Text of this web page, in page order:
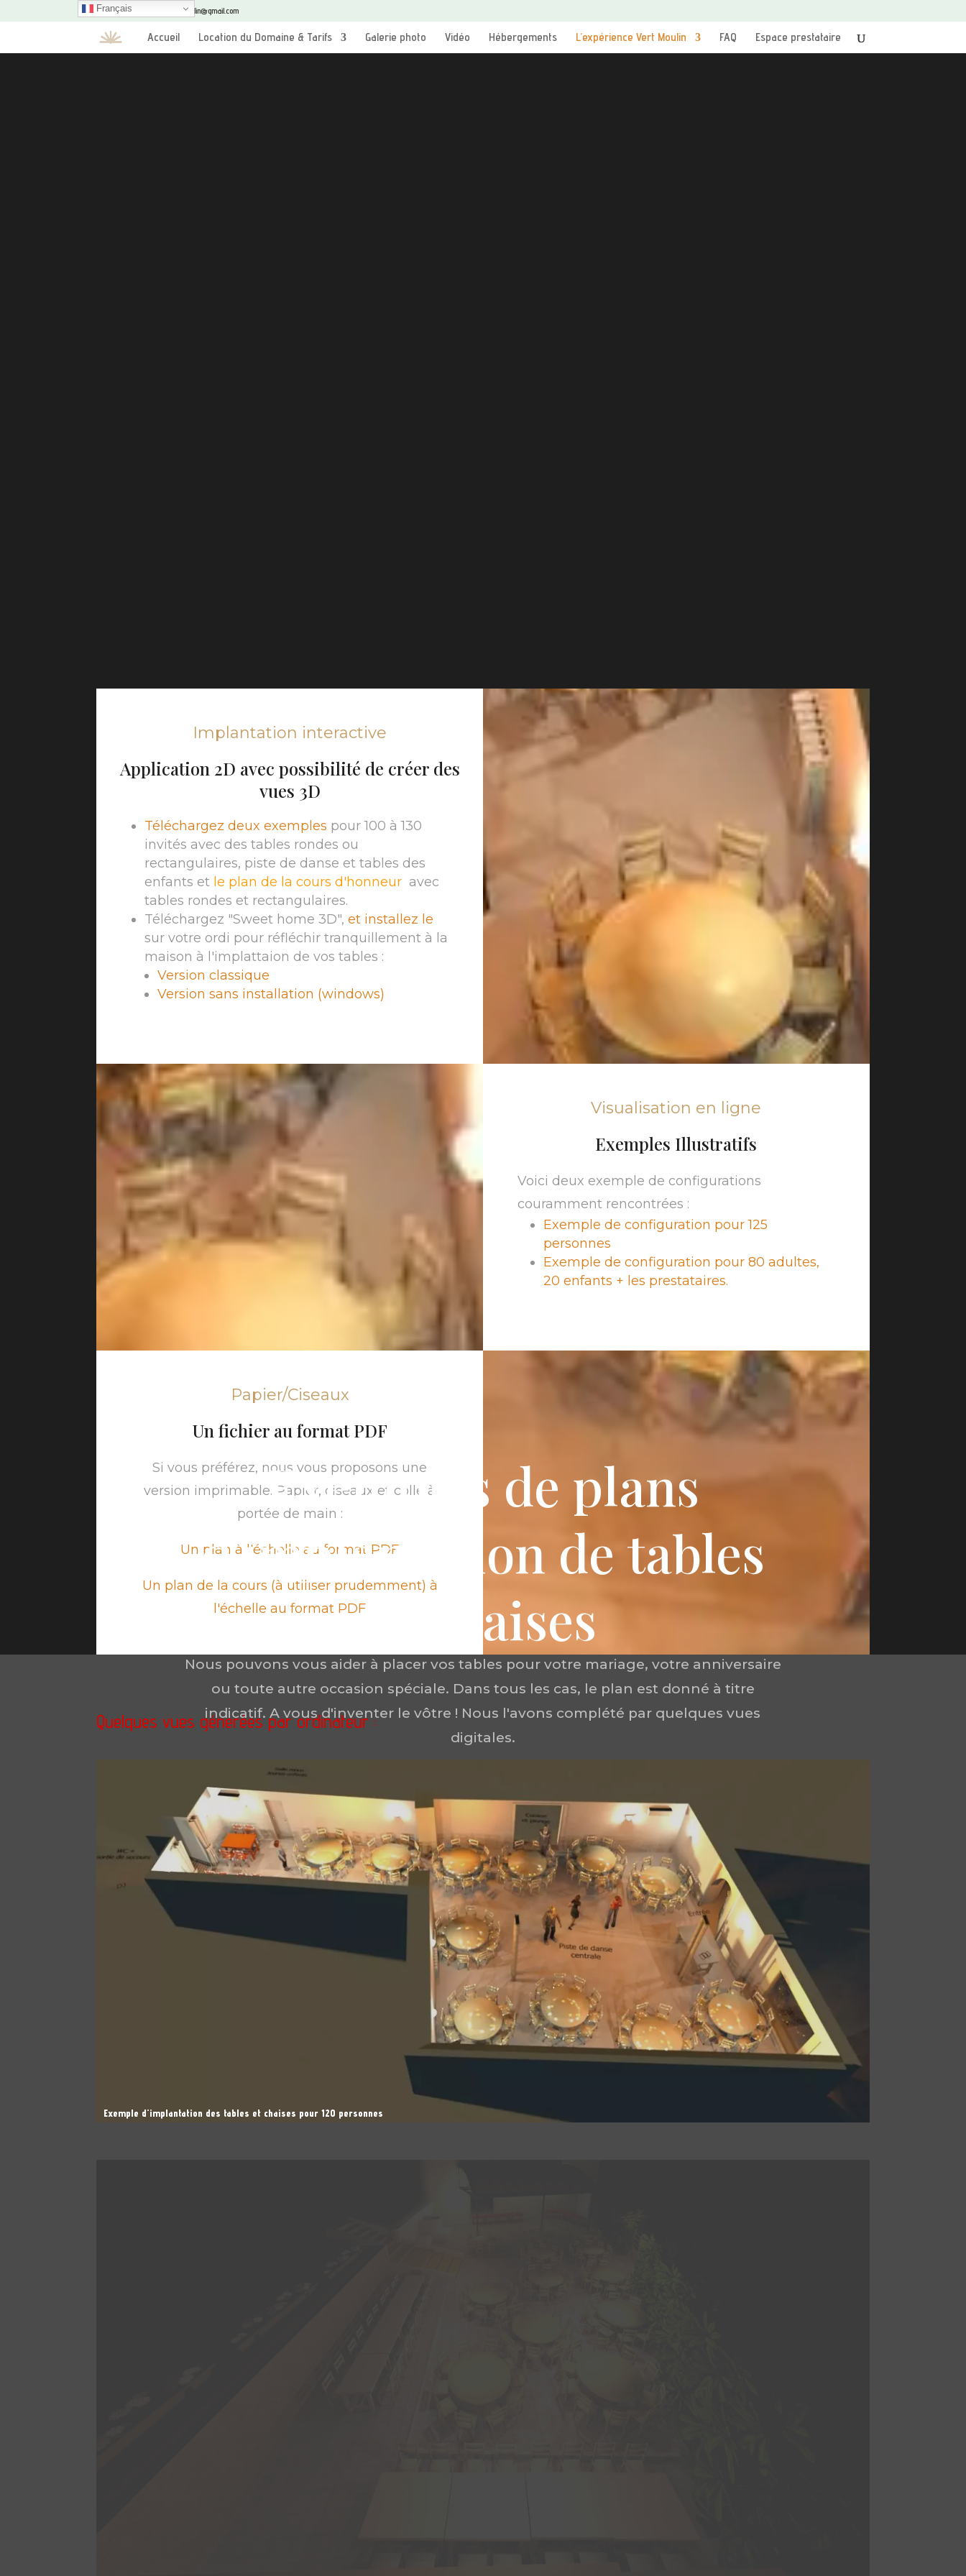
+33610100354 vert.moulin@gmail.com
Accueil Location du Domaine & Tarifs Galerie photo Vidéo Hébergements L’expérience Vert Moulin FAQ Espace prestataire
Exemples de plans
d'implantation de tables
& chaises
Nous pouvons vous aider à placer vos tables pour votre mariage, votre anniversaire
ou toute autre occasion spéciale. Dans tous les cas, le plan est donné à titre
indicatif. A vous d'inventer le vôtre ! Nous l'avons complété par quelques vues
digitales.
Implantation interactive
Application 2D avec possibilité de créer des
vues 3D
Téléchargez deux exemples pour 100 à 130
invités avec des tables rondes ou
rectangulaires, piste de danse et tables des
enfants et le plan de la cours d'honneuravec
tables rondes et rectangulaires.
Téléchargez "Sweet home 3D", et installez le
sur votre ordi pour réfléchir tranquillement à la
maison à l'implattaion de vos tables :
Version classique
Version sans installation (windows)
Visualisation en ligne
Exemples Illustratifs
Voici deux exemple de configurations
couramment rencontrées :
Exemple de configuration pour 125
personnes
Exemple de configuration pour 80 adultes,
20 enfants + les prestataires.
Papier/Ciseaux
Un fichier au format PDF
Si vous préférez, nous vous proposons une
version imprimable. Papier, ciseaux et colle à
portée de main :
Un plan à l'échelle au format PDF
Un plan de la cours (à utiliser prudemment) à
l'échelle au format PDF
Quelques vues générées par ordinateur :
Exemple d'implantation des tables et chaises pour 120 personnes
Français